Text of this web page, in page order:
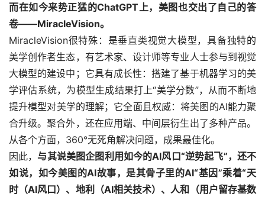
而在如今来势正猛的ChatGPT上，美图也交出了自己的答
卷——MiracleVision。
MiracleVision很特殊：是垂直类视觉大模型，具备独特的
美学创作者生态，有艺术家、设计师等专业人士参与到视觉
大模型的建设中；它具有成长性：搭建了基于机器学习的美
学评估系统，为模型生成结果打上“美学分数”，从而不断地
提升模型对美学的理解；它全面且权威：将美图的AI能力聚
合升级。聚合外，还在应用端、中间层衍生出了多种产品。
从各个方面，360°无死角解决问题，成果最佳化。
因此， 与其说美图企图利用如今的AI风口“逆势起飞”，还不
如说，如今美图的AI故事，是其骨子里的AI“基因”乘着“天
时（AI风口）、地利（AI相关技术）、人和（用户留存基数